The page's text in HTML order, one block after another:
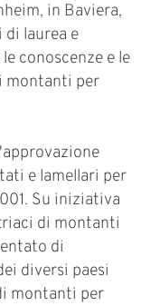
in Baviera,
di laurea e
conoscenze e le
montanti per
e lamellari per
Su iniziativa
di montanti
di
diversi paesi
montanti per